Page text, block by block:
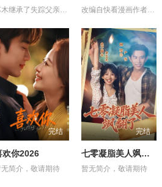
苏木继承了失踪父亲留下的白事馆，本想低调扎纸维生，却因一具流血的新娘纸人卷入了一场跨越十年的惊天阴谋。这纸人身上，竟贴着父亲消失前的绝命符箓。为了寻找父亲，苏木手持家传罗盘，独闯古镇鬼婚宴，掌扇招魂神棍。深陷租界纸域大楼，反杀吸血资本家。最终踏入生人勿近的封门村，揭开百人活尸背后的血泪冤案。随着三块罗盘碎片合一，当年的背叛者，父亲的结拜兄弟王叔现身夺宝。王叔布下万怨噬魂阵，欲将苏木炼成杀戮傀儡。生死关头，苏木觉醒苏家至高血脉，融合父亲残魂，引九霄神雷荡平邪祟。你以为苏家扎的是纸，不，扎的是这世间的公道。从此，苏木手持罗盘，行走阴阳，开启了一段热血又诡异的捉鬼传奇。 改编自快看漫画作者嗷小泽的独家连载漫画《吾凰在上》。 现代少女奚圆（姜贞羽 饰）因意外踏入玄机界，继而卷入虎云国内乱的漩涡，身陷重重危机，而在一次次险象环生中，奚圆的真实身份逐渐浮出水面，她体内的凤凰神力也在机缘巧合下被激发觉醒。肩负整个玄机界安危的奚圆将个人的生死抛之脑后挺身而出，勇敢地向至高的神律挑战，并最终凭借自身的聪慧与坚韧守护了玄机界的苍生。
完结
欢你2026
简介，敬请期待
完结
七零凝脂美人飒翻了
暂无简介，敬请期待